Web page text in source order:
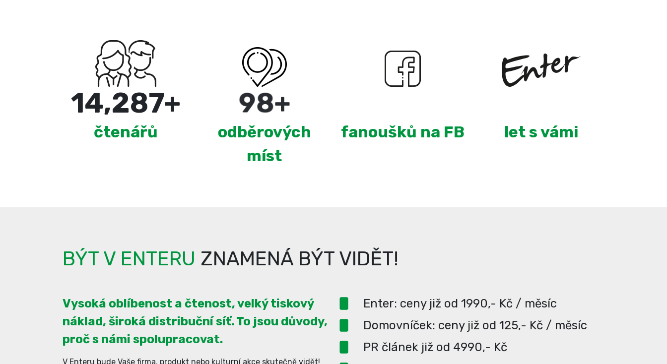
15,000+
čtenářů
180+
odběrových
míst
fanoušků na FB let s vámi
BÝT V ENTERU ZNAMENÁ BÝT VIDĚT!
Vysoká oblíbenost a čtenost, velký tiskový
náklad, široká distribuční síť. To jsou důvody,
proč s námi spolupracovat.
V Enteru bude Vaše firma, produkt nebo kulturní akce skutečně vidět!
Enter: ceny již od 1990,- Kč / měsíc
Domovníček: ceny již od 125,- Kč / měsíc
PR článek již od 4990,- Kč